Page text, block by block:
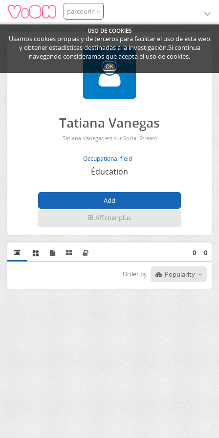
USO DE COOKIES
Usamos cookies propias y de terceros para facilitar el uso de esta web
y obtener estadísticas destinadas a la investigación.Si continua
navegando consideramos que acepta el uso de cookies.
OK
parcourir
Tatiana Vanegas
Tatiana Vanegas est sur Social Stream
Occupational field
Éducation
Afficher plus
0
0
Order by Popularity